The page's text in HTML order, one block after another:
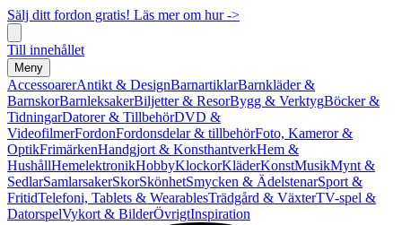
Sälj ditt fordon gratis! Läs mer om hur ->
Till innehållet
Meny
AccessoarerAntikt & DesignBarnartiklarBarnkläder &
BarnskorBarnleksakerBiljetter & ResorBygg & VerktygBöcker &
TidningarDatorer & TillbehörDVD &
VideofilmerFordonFordonsdelar & tillbehörFoto, Kameror &
OptikFrimärkenHandgjort & KonsthantverkHem &
HushållHemelektronikHobbyKlockorKläderKonstMusikMynt &
SedlarSamlarsakerSkorSkönhetSmycken & ÄdelstenarSport &
FritidTelefoni, Tablets & WearablesTrädgård & VäxterTV-spel &
DatorspelVykort & BilderÖvrigtInspiration